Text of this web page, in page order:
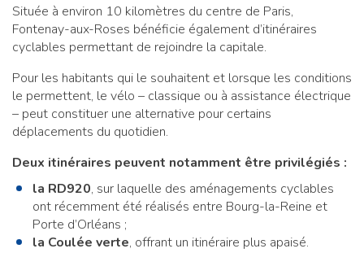
Située à environ 10 kilomètres du centre de Paris,
Fontenay-aux-Roses bénéficie également d’itinéraires
cyclables permettant de rejoindre la capitale.
Pour les habitants qui le souhaitent et lorsque les conditions
le permettent, le vélo – classique ou à assistance électrique
– peut constituer une alternative pour certains
déplacements du quotidien.
Deux itinéraires peuvent notamment être privilégiés :
la RD920, sur laquelle des aménagements cyclables
ont récemment été réalisés entre Bourg-la-Reine et
Porte d’Orléans ;
la Coulée verte, offrant un itinéraire plus apaisé.